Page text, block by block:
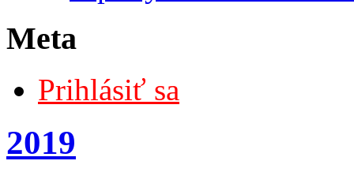
Meta
Prihlásiť sa
2019